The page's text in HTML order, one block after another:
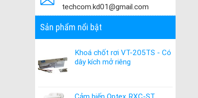
techcom.kd01@gmail.com
Sản phẩm nổi bật
Khoá chốt rơi VT-205TS - Có
dây kích mở riêng